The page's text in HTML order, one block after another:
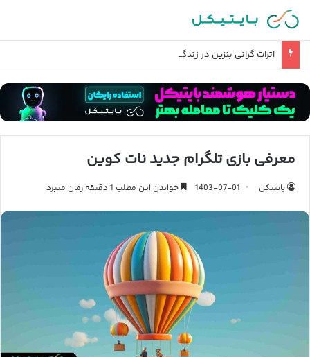
اثرات گرانی بنزین در زندگی روزمره و تورم چیست؟
معرفی بازی تلگرام جدید نات کوین
بایتیکل 1403-07-01 خواندن این مطلب 1 دقیقه زمان میبرد